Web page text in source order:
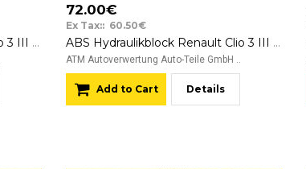
ABS Hydraulikblock Renault Clio 3 III 0265231804 8200559749
72.00€
Ex Tax:: 60.50€
ABS Hydraulikblock Renault Clio 3 III 0265282077 8200317140
ATM Autoverwertung Auto-Teile GmbH ..
Add to Cart Details